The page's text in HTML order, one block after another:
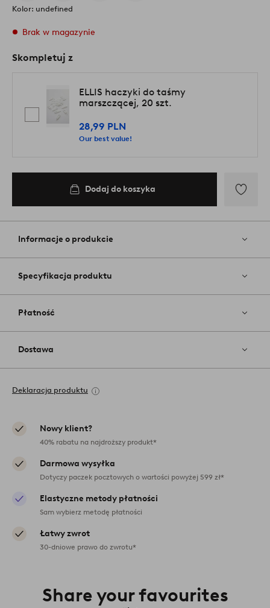
Kolor: undefined
Brak w magazynie
Skompletuj z
ELLIS haczyki do taśmy
marszczącej, 20 szt.
28,99 PLN
Our best value!
Dodaj do koszyka
do
Informacje o produkcie
Specyfikacja produktu
Płatność
Dostawa
Deklaracja produktu
Nowy klient?
40% rabatu na najdroższy produkt*
Darmowa wysyłka
Dotyczy paczek pocztowych o wartości powyżej 599 zł*
Elastyczne metody płatności
Sam wybierz metodę płatności
Łatwy zwrot
30-dniowe prawo do zwrotu*
Share your favourites